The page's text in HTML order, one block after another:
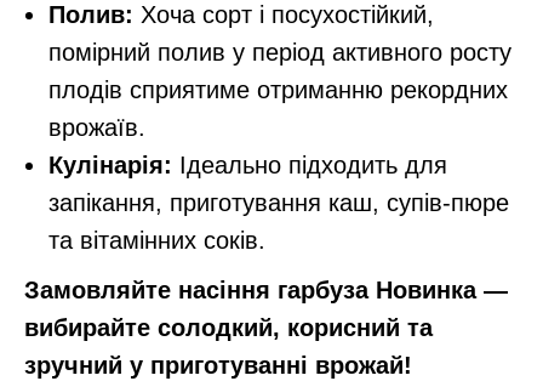
Полив: Хоча сорт і посухостійкий,
помірний полив у період активного росту
плодів сприятиме отриманню рекордних
врожаїв.
Кулінарія: Ідеально підходить для
запікання, приготування каш, супів-пюре
та вітамінних соків.
Замовляйте насіння гарбуза Новинка —
вибирайте солодкий, корисний та
зручний у приготуванні врожай!